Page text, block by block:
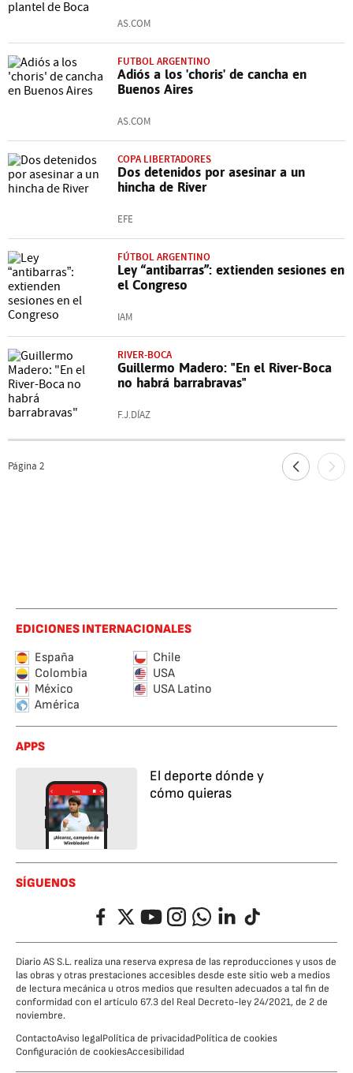
AS.COM
FUTBOL ARGENTINO
Adiós a los 'choris' de cancha en
Buenos Aires
AS.COM
COPA LIBERTADORES
Dos detenidos por asesinar a un
hincha de River
EFE
FÚTBOL ARGENTINO
Ley “antibarras”: extienden sesiones en
el Congreso
IAM
RIVER-BOCA
Guillermo Madero: "En el River-Boca
no habrá barrabravas"
F.J.DÍAZ
Página 2
EDICIONES INTERNACIONALES
España
Chile
Colombia
USA
México
USA Latino
América
APPS
El deporte dónde y
cómo quieras
SÍGUENOS
FacebookTwitterYouTubeInstagramWhatsappLinkedIn
TikTok
Diario AS S.L. realiza una reserva expresa de las reproducciones y usos de
las obras y otras prestaciones accesibles desde este sitio web a medios
de lectura mecánica u otros medios que resulten adecuados a tal fin de
conformidad con el artículo 67.3 del Real Decreto-ley 24/2021, de 2 de
noviembre.
ContactoAviso legalPolítica de privacidadPolítica de cookies
Configuración de cookiesAccesibilidad